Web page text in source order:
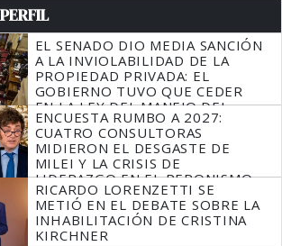
EL SENADO DIO MEDIA SANCIÓN
A LA INVIOLABILIDAD DE LA
PROPIEDAD PRIVADA: EL
GOBIERNO TUVO QUE CEDER
EN LA LEY DEL MANEJO DEL
FUEGO
ENCUESTA RUMBO A 2027:
CUATRO CONSULTORAS
MIDIERON EL DESGASTE DE
MILEI Y LA CRISIS DE
LIDERAZGO EN EL PERONISMO
RICARDO LORENZETTI SE
METIÓ EN EL DEBATE SOBRE LA
INHABILITACIÓN DE CRISTINA
KIRCHNER